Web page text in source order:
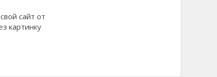
сайт от
картинку